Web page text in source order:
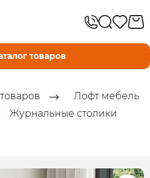
товаров
Лофт мебель
Журнальные столики